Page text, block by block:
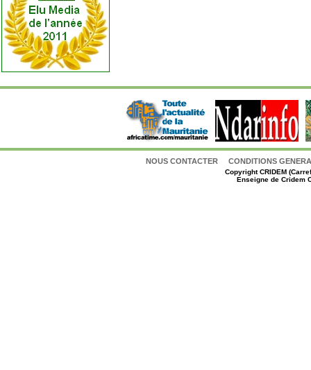
NOUS CONTACTER CONDITIONS
CopyrightCRIDEM
Enseigne de Cridem